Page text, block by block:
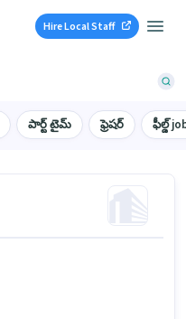
Hire Local Staff
పార్ట్ టైమ్ ఫ్రెషర్ ఫీల్డ్